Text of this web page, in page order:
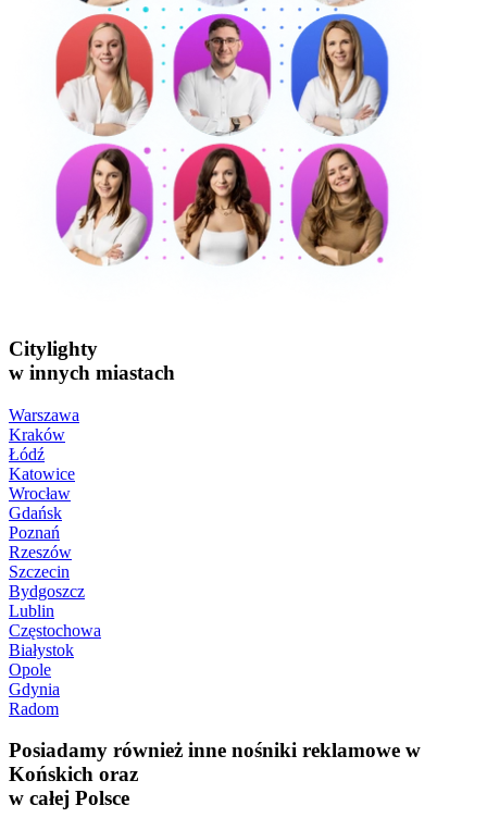
Citylighty
w innych miastach
Warszawa
Kraków
Łódź
Katowice
Wrocław
Gdańsk
Poznań
Rzeszów
Szczecin
Bydgoszcz
Lublin
Częstochowa
Białystok
Opole
Gdynia
Radom
Posiadamy również inne nośniki reklamowe w
Końskich oraz
w całej Polsce